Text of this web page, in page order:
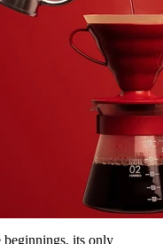
beginnings, its only